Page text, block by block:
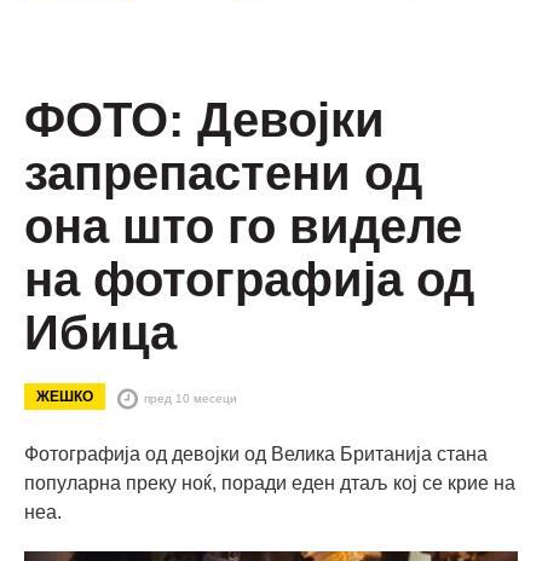
ФОТО: Девојки
запрепастени од
она што го виделе
на фотографија од
Ибица
ЖЕШКО пред 10 месеци
Фотографија од девојки од Велика Британија стана
популарна преку ноќ, поради еден дтаљ кој се крие на
неа.